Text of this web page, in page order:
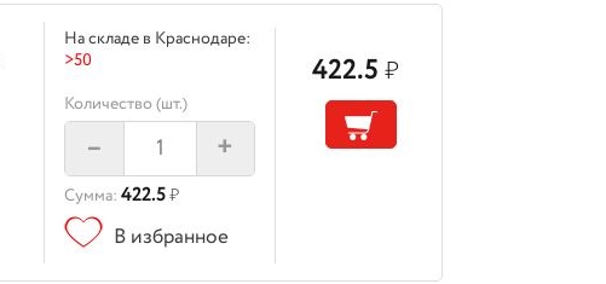
На складе в Краснодаре:
>50
Количество (шт.)
– +
Сумма: 422.5₽
В избранное
422.5 ₽